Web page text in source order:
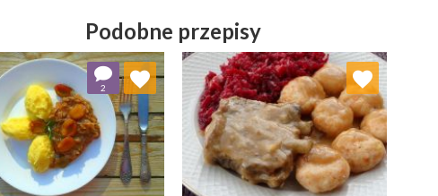
Podobne przepisy
2
Dodaj do ulubionych
Wybierz listę:
Dodaj do ulubionych
Wybierz listę: